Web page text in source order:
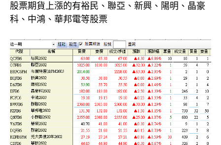
股票期貨上漲的有裕民、聯亞、新興、陽明、晶豪
科、中鴻、華邦電等股票